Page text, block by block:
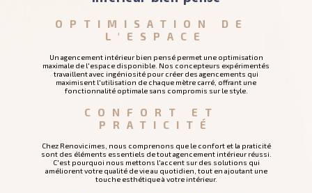
OPTIMISATION DE
L'ESPACE
Un agencement intérieur bien pensé permet une optimisation
maximale de l'espace disponible. Nos concepteurs expérimentés
travaillent avec ingéniosité pour créer des agencements qui
maximisent l'utilisation de chaque mètre carré, offrant une
fonctionnalité optimale sans compromis sur le style.
CONFORT ET
PRATICITÉ
Chez Renovicimes, nous comprenons que le confort et la praticité
sont des éléments essentiels de tout agencement intérieur réussi.
C'est pourquoi nous mettons l'accent sur des solutions qui
améliorent votre qualité de vie au quotidien, tout en ajoutant une
touche esthétique à votre intérieur.